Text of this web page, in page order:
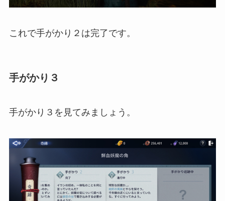
これで手がかり２は完了です。
手がかり３
手がかり３を見てみましょう。